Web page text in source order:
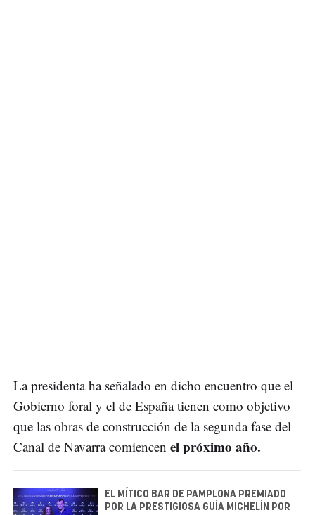
La presidenta ha señalado en dicho encuentro que el
Gobierno foral y el de España tienen como objetivo
que las obras de construcción de la segunda fase del
Canal de Navarra comiencen el próximo año.
EL MÍTICO BAR DE PAMPLONA PREMIADO
POR LA PRESTIGIOSA GUÍA MICHELÍN POR